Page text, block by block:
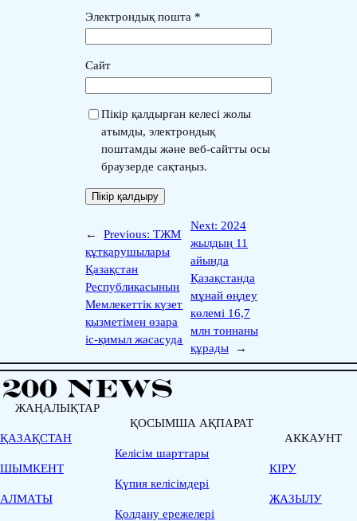
Электрондық пошта *
Сайт
Пікір қалдырған келесі жолы
атымды, электрондық
поштамды және веб-сайтты осы
браузерде сақтаңыз.
← Previous:ТЖМ
құтқарушылары
Қазақстан
Республикасының
Мемлекеттік күзет
қызметімен өзара
іс-қимыл жасасуда
Next: 2024
жылдың 11
айында
Қазақстанда
мұнай өңдеу
көлемі 16,7
млн тоннаны
құрады
→
ЖАҢАЛЫҚТАР
ҚАЗАҚСТАН
ШЫМКЕНТ
АЛМАТЫ
ҚОСЫМША АҚПАРАТ
Келісім шарттары
Қүпия келісімдері
Қолдану ережелері
АККАУНТ
КІРУ
ЖАЗЫЛУ